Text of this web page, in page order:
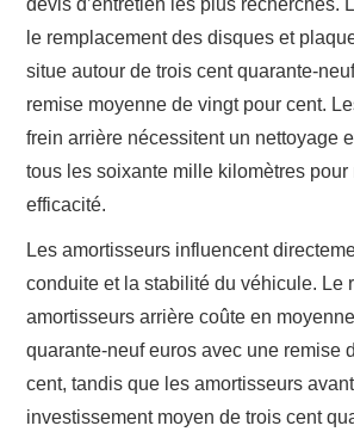
le remplacement des disques et
situe autour de trois cent quarante-
remise moyenne de vingt pour cent.
frein arrière nécessitent un nettoyage
tous les soixante mille kilomètres pour
efficacité.
Les amortisseurs influencent
conduite et la stabilité du véhicule. Le
amortisseurs arrière coûte en
quarante-neuf euros avec une remise
cent, tandis que les amortisseurs
investissement moyen de trois cent